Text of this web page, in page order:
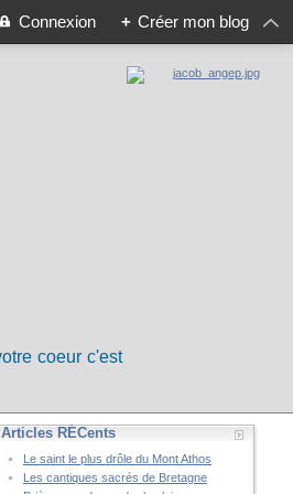
Connexion + Créer mon blog
coeur c'est
Articles RÉCents
Le saint le plus drôle du Mont Athos
Les cantiques sacrés de Bretagne